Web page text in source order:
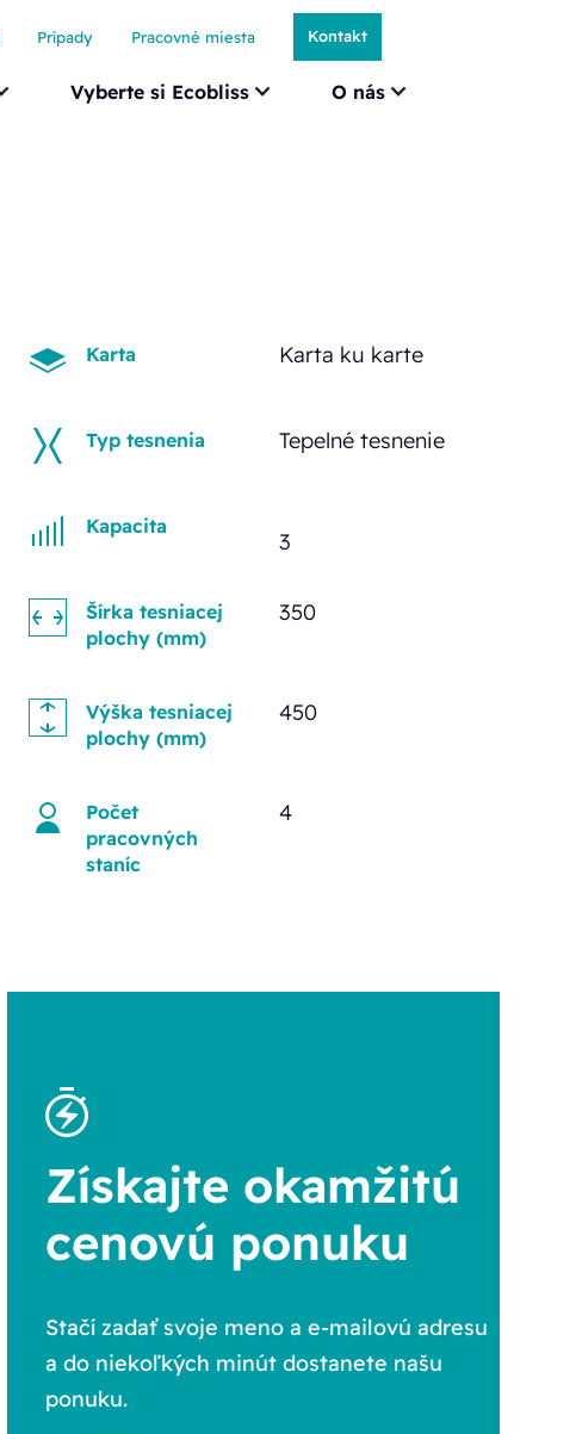
Vyberte si Ecobliss O nás
Prípady Pracovné miesta Kontakt
Karta Karta ku karte
Typ tesnenia Tepelné tesnenie
Kapacita
3
Šírka tesniacej
plochy (mm)
350
Výška tesniacej
plochy (mm)
450
Počet
pracovných
staníc
4
Získajte okamžitú
cenovú ponuku
Stačí zadať svoje meno a e-mailovú adresu
a do niekoľkých minút dostanete našu
ponuku.